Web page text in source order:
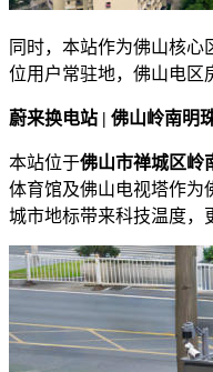
同时，本站作为佛山核心
位用户常驻地，佛山电区
蔚来换电站 | 佛山岭南明
本站位于佛山市禅城区岭
体育馆及佛山电视塔作为
城市地标带来科技温度，